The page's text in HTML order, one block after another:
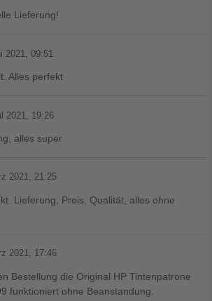
Lieferung!
2021, 09:51
Alles perfekt
2021, 19:26
alles super
2021, 21:25
Lieferung, Preis, Qualität, alles ohne
2021, 17:46
Bestellung die Original HP Tintenpatrone
funktioniert ohne Beanstandung.